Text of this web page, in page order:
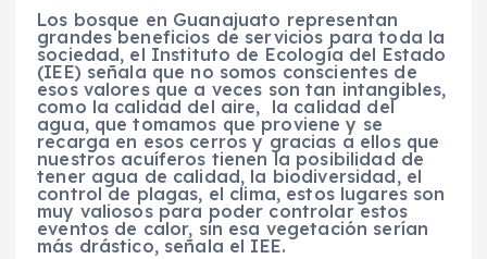
Los bosque en Guanajuato representan
grandes beneficios de servicios para toda la
sociedad, el Instituto de Ecología del Estado
(IEE) señala que no somos conscientes de
esos valores que a veces son tan intangibles,
como la calidad del aire, la calidad del
agua, que tomamos que proviene y se
recarga en esos cerros y gracias a ellos que
nuestros acuíferos tienen la posibilidad de
tener agua de calidad, la biodiversidad, el
control de plagas, el clima, estos lugares son
muy valiosos para poder controlar estos
eventos de calor, sin esa vegetación serían
más drástico, señala el IEE.